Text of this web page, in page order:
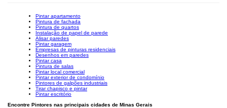
Pintar apartamento
Pintura de fachada
Pintura de quartos
Instalação de papel de parede
Alisar paredes
Pintar garagem
Empresas de pinturas residenciais
Desenhos em paredes
Pintar casa
Pintura de salas
Pintar local comercial
Pintar exterior de condomínio
Pintores de galpões industriais
Tirar chapisco e pintar
Pintar escritório
Encontre Pintores nas principais cidades de Minas Gerais